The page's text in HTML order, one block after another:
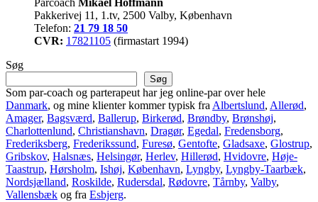
Parcoach Mikael Hoffmann
Pakkerivej 11, 1.tv, 2500 Valby, København
Telefon: 21 79 18 50
CVR: 17821105 (firmastart 1994)
Søg
Søg
Som par-coach og parterapeut har jeg online-par over hele
Danmark, og mine klienter kommer typisk fra Albertslund, Allerød,
Amager, Bagsværd, Ballerup, Birkerød, Brøndby, Brønshøj,
Charlottenlund, Christianshavn, Dragør, Egedal, Fredensborg,
Frederiksberg, Frederikssund, Furesø, Gentofte, Gladsaxe, Glostrup,
Gribskov, Halsnæs, Helsingør, Herlev, Hillerød, Hvidovre, Høje-
Taastrup, Hørsholm, Ishøj, København, Lyngby, Lyngby-Taarbæk,
Nordsjælland, Roskilde, Rudersdal, Rødovre, Tårnby, Valby,
Vallensbæk og fra Esbjerg.